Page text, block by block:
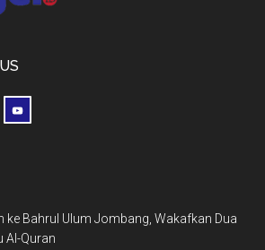
ke Bahrul Ulum Jombang, Wakafkan Dua
Al-Quran